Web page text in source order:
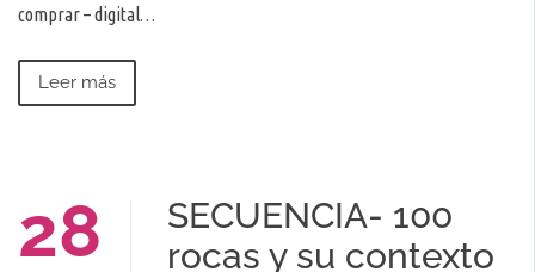
comprar – digital…
Leer más
28
SECUENCIA- 100
rocas y su contexto